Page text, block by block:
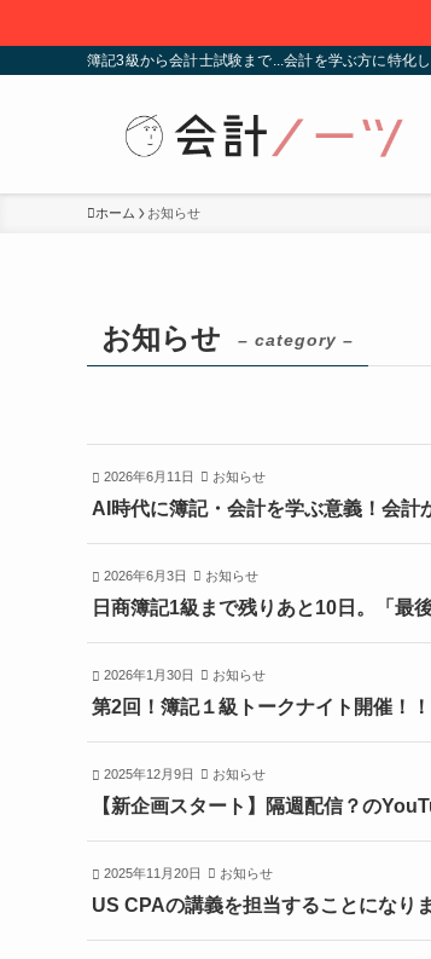
簿記3級から会計士試験まで...会計を学ぶ方に特化
ホーム お知らせ
お知らせ – category –
2026年6月11日 お知らせ
AI時代に簿記・会計を学ぶ意義！会計
2026年6月3日 お知らせ
日商簿記1級まで残りあと10日。「最
2026年1月30日 お知らせ
第2回！簿記１級トークナイト開催！！
2025年12月9日 お知らせ
【新企画スタート】隔週配信？の
2025年11月20日 お知らせ
US CPAの講義を担当することになり